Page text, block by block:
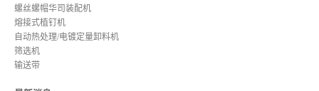
螺丝螺帽华司装配机
熔接式植钉机
自动热处理/电镀定量卸料机
筛选机
输送带